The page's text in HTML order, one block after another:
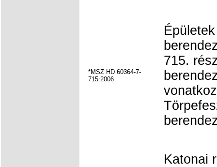
*MSZ HD 60364-7-
715:2006
715.
Katonai